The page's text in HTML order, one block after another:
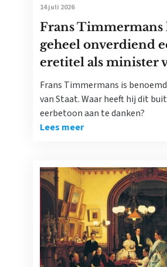
14 juli 2026
Frans
geheel onverdiend
eretitel als minister
Frans Timmermans is
van Staat. Waar heeft hij dit
eerbetoon aan te danken?
Lees meer